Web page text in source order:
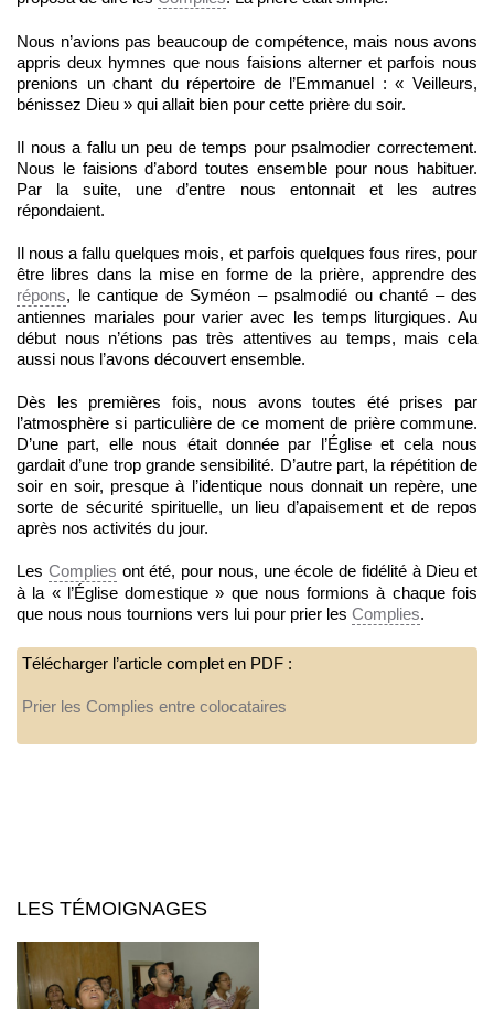
Nous n’avions pas beaucoup de compétence, mais nous avons
appris deux hymnes que nous faisions alterner et parfois nous
prenions un chant du répertoire de l’Emmanuel : « Veilleurs,
bénissez Dieu » qui allait bien pour cette prière du soir.
Il nous a fallu un peu de temps pour psalmodier correctement.
Nous le faisions d’abord toutes ensemble pour nous habituer.
Par la suite, une d’entre nous entonnait et les autres
répondaient.
Il nous a fallu quelques mois, et parfois quelques fous rires, pour
être libres dans la mise en forme de la prière, apprendre des
répons, le cantique de Syméon – psalmodié ou chanté – des
antiennes mariales pour varier avec les temps liturgiques. Au
début nous n’étions pas très attentives au temps, mais cela
aussi nous l’avons découvert ensemble.
Dès les premières fois, nous avons toutes été prises par
l’atmosphère si particulière de ce moment de prière commune.
D’une part, elle nous était donnée par l’Église et cela nous
gardait d’une trop grande sensibilité. D’autre part, la répétition de
soir en soir, presque à l’identique nous donnait un repère, une
sorte de sécurité spirituelle, un lieu d’apaisement et de repos
après nos activités du jour.
Les Complies ont été, pour nous, une école de fidélité à Dieu et
à la « l’Église domestique » que nous formions à chaque fois
que nous nous tournions vers lui pour prier les Complies.
Télécharger l’article complet en PDF :
Prier les Complies entre colocataires
LES TÉMOIGNAGES